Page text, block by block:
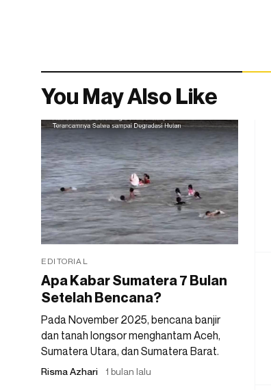
You May Also Like
EDITORIAL
Apa Kabar Sumatera 7 Bulan
Setelah Bencana?
Pada November 2025, bencana banjir
dan tanah longsor menghantam Aceh,
Sumatera Utara, dan Sumatera Barat.
Risma Azhari 1 bulan lalu